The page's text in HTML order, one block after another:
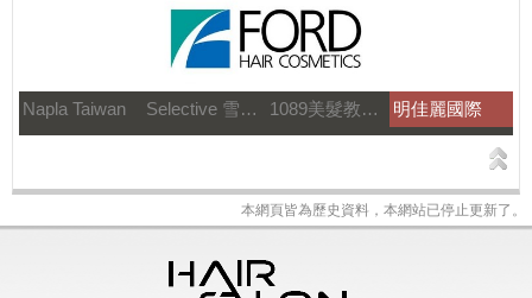
Napla Taiwan Selective 雪樂媞 1089美髮教育團隊 明佳麗國際
本網頁皆為歷史資料，本網站已停止更新了。